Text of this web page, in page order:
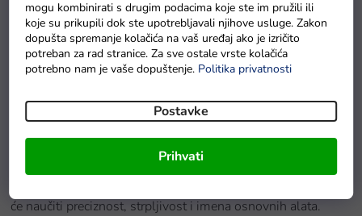
mogu kombinirati s drugim podacima koje ste im pružili ili
koje su prikupili dok ste upotrebljavali njihove usluge. Zakon
dopušta spremanje kolačića na vaš uređaj ako je izričito
potreban za rad stranice. Za sve ostale vrste kolačića
potrebno nam je vaše dopuštenje. Politika privatnosti
Postavke
Prihvati
Detaljan opis proizvoda
Veliki set alata za male majstoresadrži sve osnovne alate
biti tatin ili djedov pomoćnik i popravljati slomljene igračke.
Neće se bojati nijednog izazova. Svi elementi su početak
stvaranja vlastite radionice u budućnosti.
će naučiti preciznost, strpljivost i imena osnovnih alata.